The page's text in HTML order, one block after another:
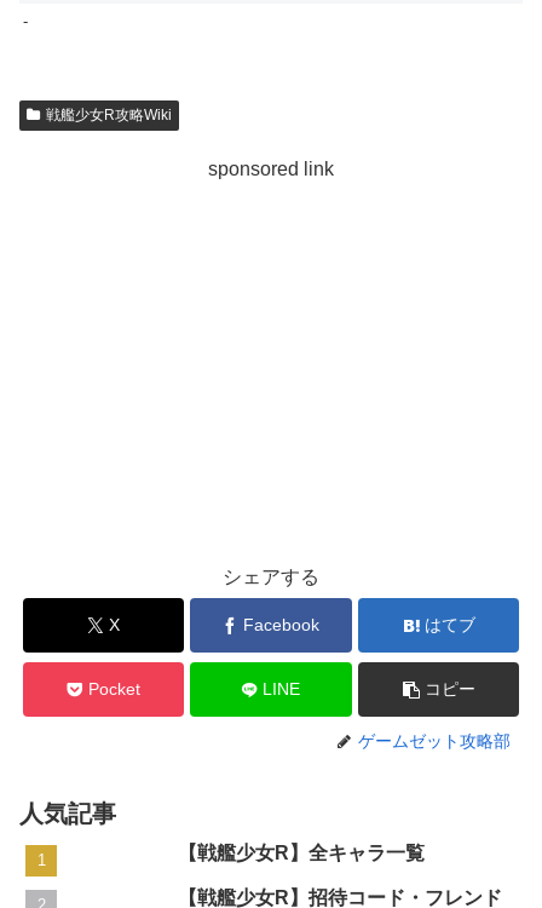
-
戦艦少女R攻略Wiki
sponsored link
シェアする
X Facebook はてブ
Pocket LINE コピー
ゲームゼット攻略部
人気記事
【戦艦少女R】全キャラ一覧
【戦艦少女R】招待コード・フレンド